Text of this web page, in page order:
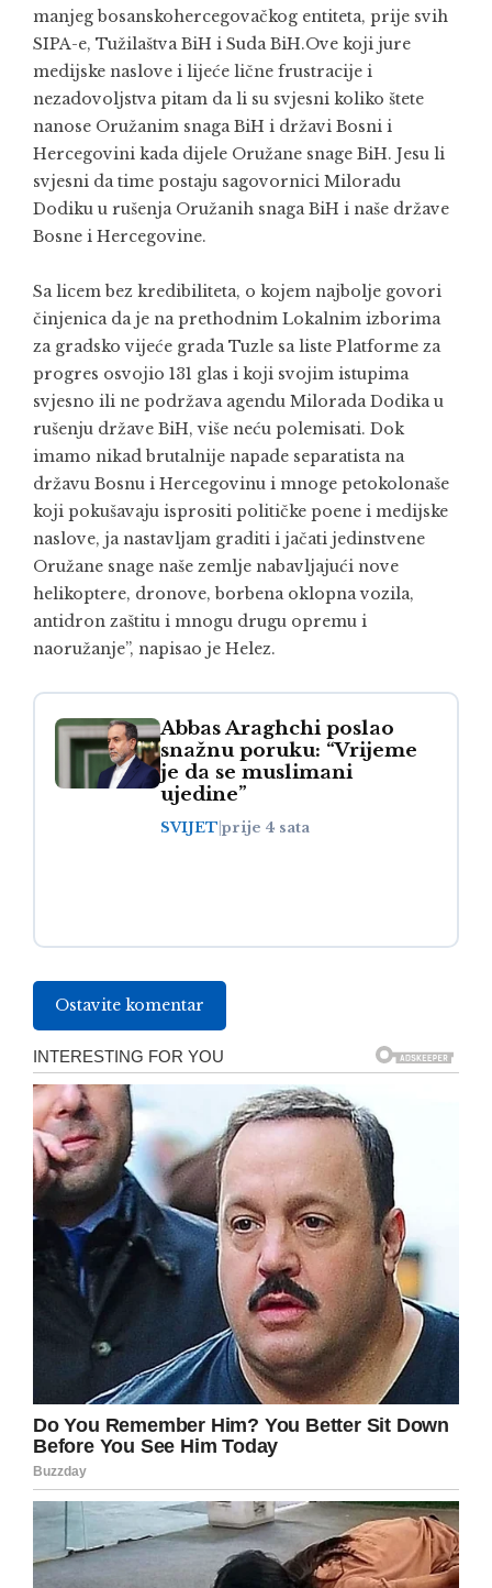
manjeg bosanskohercegovačkog entiteta, prije svih
SIPA-e, Tužilaštva BiH i Suda BiH.Ove koji jure
medijske naslove i lijeće lične frustracije i
nezadovoljstva pitam da li su svjesni koliko štete
nanose Oružanim snaga BiH i državi Bosni i
Hercegovini kada dijele Oružane snage BiH. Jesu li
svjesni da time postaju sagovornici Miloradu
Dodiku u rušenja Oružanih snaga BiH i naše države
Bosne i Hercegovine.
Sa licem bez kredibiliteta, o kojem najbolje govori
činjenica da je na prethodnim Lokalnim izborima
za gradsko vijeće grada Tuzle sa liste Platforme za
progres osvojio 131 glas i koji svojim istupima
svjesno ili ne podržava agendu Milorada Dodika u
rušenju države BiH, više neću polemisati. Dok
imamo nikad brutalnije napade separatista na
državu Bosnu i Hercegovinu i mnoge petokolonaše
koji pokušavaju isprositi političke poene i medijske
naslove, ja nastavljam graditi i jačati jedinstvene
Oružane snage naše zemlje nabavljajući nove
helikoptere, dronove, borbena oklopna vozila,
antidron zaštitu i mnogu drugu opremu i
naoružanje”, napisao je Helez.
Abbas Araghchi poslao
snažnu poruku: “Vrijeme
je da se muslimani
ujedine”
SVIJET prije 4 sata
Ostavite komentar